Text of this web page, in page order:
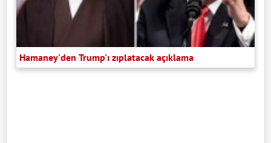
Hamaney'den Trump'ı zıplatacak açıklama